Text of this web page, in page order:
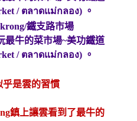
鐵支路市場
乎是雲的習慣
鎮上讓雲看到了最牛的